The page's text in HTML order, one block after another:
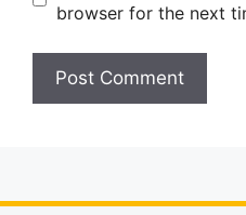
browser for the next